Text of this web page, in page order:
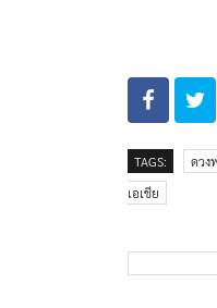
TAGS: ดวง
เอเชีย